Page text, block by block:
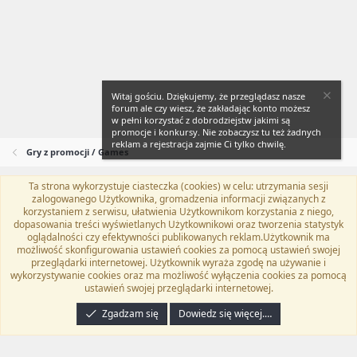
Gry z promocji / Games
Flat Awesome + (Parent DO NOT EDIT)
Polski (PL)
Kontakt
Regulamin Polityka prywatności Pomoc
TwitterKontakt
RSS
Community platform by XenForo® © 2010-2024 XenForo Ltd.
programyzadarmo.net.pl . | Xenforo Add-ons
Email Check by MPM.PM
Witaj gościu. Dziękujemy, że przeglądasz nasze
forum ale czy wiesz, że zakładając konto możesz
w pełni korzystać z dobrodziejstw jakimi są
promocje i konkursy. Nie zobaczysz tu też żadnych
reklam a rejestracja zajmie Ci tylko chwilę.
Ta strona wykorzystuje ciasteczka (cookies) w celu: utrzymania sesji
zalogowanego Użytkownika, gromadzenia informacji związanych z
korzystaniem z serwisu, ułatwienia Użytkownikom korzystania z niego,
dopasowania treści wyświetlanych Użytkownikowi oraz tworzenia statystyk
oglądalności czy efektywności publikowanych reklam.Użytkownik ma
możliwość skonfigurowania ustawień cookies za pomocą ustawień swojej
przeglądarki internetowej. Użytkownik wyraża zgodę na używanie i
wykorzystywanie cookies oraz ma możliwość wyłączenia cookies za pomocą
ustawień swojej przeglądarki internetowej.
Zgadzam się
Dowiedz się więcej.…